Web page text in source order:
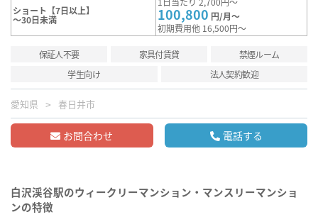
ショート【7日以上】
～30日未満 100,800 円/月～
初期費用他 16,500円～
保証人不要 家具付賃貸
禁煙ルーム
学生向け
法人契約歓迎
愛知県 春日井市
お問合わせ 電話する
白沢渓谷駅のウィークリーマンション・マンスリーマンショ
ンの特徴